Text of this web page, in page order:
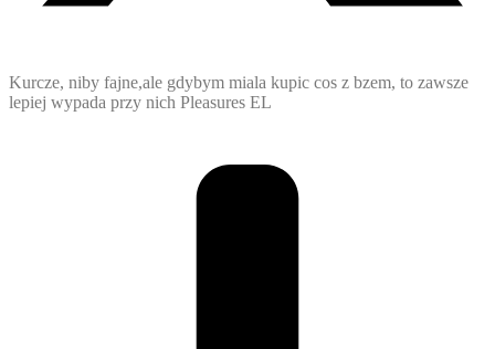
Kurcze, niby fajne,ale gdybym miala kupic cos z bzem, to zawsze
lepiej wypada przy nich Pleasures EL